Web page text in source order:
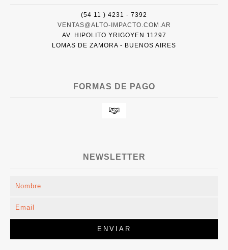
(54 11 ) 4231 - 7392
VENTAS@ALTO-IMPACTO.COM.AR
AV. HIPOLITO YRIGOYEN 11297
LOMAS DE ZAMORA - BUENOS AIRES
FORMAS DE PAGO
NEWSLETTER